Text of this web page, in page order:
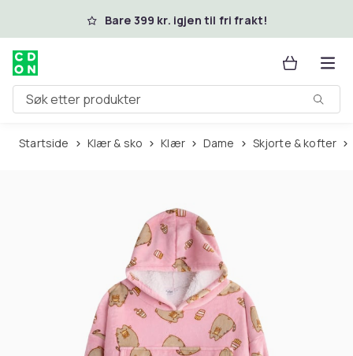
Hopp til hovedinnholdBare 399 kr. igjen til fri frakt!
Søk etter produkter
Startside Klær & sko Klær Dame Skjorte & kofter